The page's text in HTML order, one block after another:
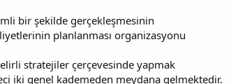
bir şekilde gerçekleşmesinin
planlanması organizasyonu
stratejiler çerçevesinde yapmak
iki genel kademeden meydana gelmektedir.